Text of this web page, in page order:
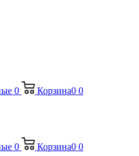
0 Корзина0 0
0 Корзина0 0